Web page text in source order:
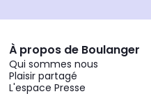
À propos de Boulanger
Qui sommes nous
Plaisir partagé
L'espace Presse